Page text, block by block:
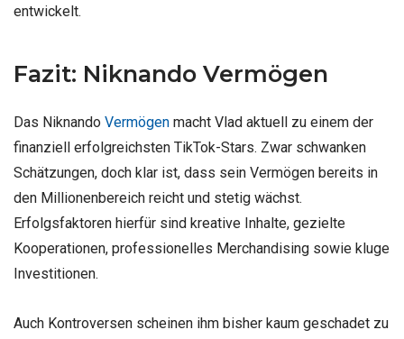
entwickelt.
Fazit: Niknando Vermögen
Das Niknando Vermögen macht Vlad aktuell zu einem der
finanziell erfolgreichsten TikTok-Stars. Zwar schwanken
Schätzungen, doch klar ist, dass sein Vermögen bereits in
den Millionenbereich reicht und stetig wächst.
Erfolgsfaktoren hierfür sind kreative Inhalte, gezielte
Kooperationen, professionelles Merchandising sowie kluge
Investitionen.
Auch Kontroversen scheinen ihm bisher kaum geschadet zu